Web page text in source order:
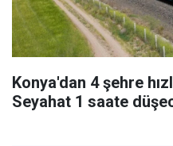
Konya'dan 4 şehre
Seyahat 1 saate